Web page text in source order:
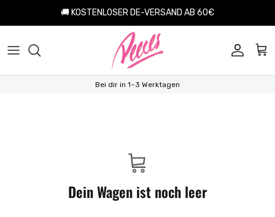
Aller au contenu
🚚 KOSTENLOSER DE-VERSAND AB 60€
Compte
Bei dir in 1–3 Werktagen
Dein Wagen ist noch leer